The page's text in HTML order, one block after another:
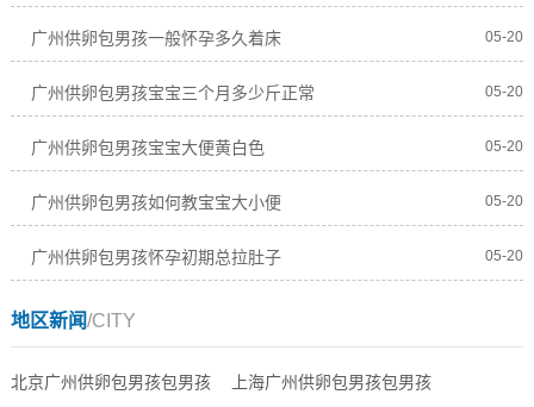
广州供卵包男孩一般怀孕多久着床 05-20
广州供卵包男孩宝宝三个月多少斤正常 05-20
广州供卵包男孩宝宝大便黄白色 05-20
广州供卵包男孩如何教宝宝大小便 05-20
广州供卵包男孩怀孕初期总拉肚子 05-20
地区新闻/CITY
北京广州供卵包男孩包男孩
上海广州供卵包男孩包男孩